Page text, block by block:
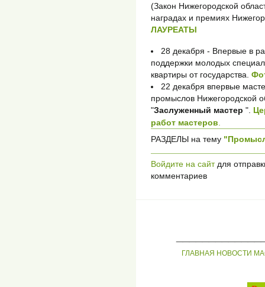
(Закон Нижегородской
наградах и премиях
ЛАУРЕАТЫ
28 декабря - Впервые в
поддержки молодых
квартиры от государства.
22 декабря впервые
промыслов Нижегородской
"Заслуженный мастер ".
работ мастеров
РАЗДЕЛЫ на тему
Войдите на сайтдля
комментариев
ГЛАВНАЯ НОВОСТИ